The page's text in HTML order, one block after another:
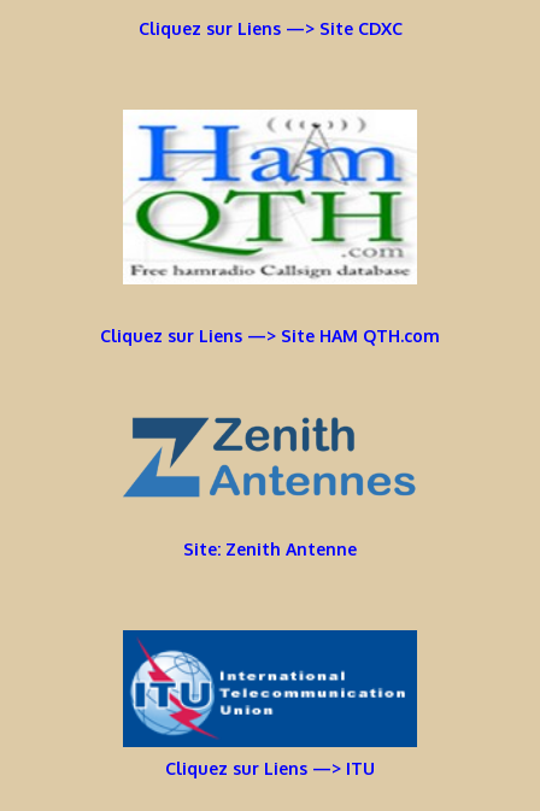
Cliquez sur Liens —> Site CDXC
Cliquez sur Liens —> Site HAM QTH.com
Site: Zenith Antenne
Cliquez sur Liens —> ITU